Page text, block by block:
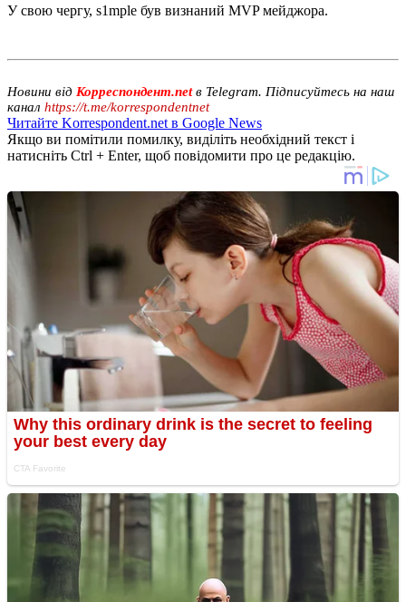
У свою чергу, s1mple був визнаний MVP мейджора.
Новини від Корреспондент.netв Telegram. Підписуйтесь на наш
канал https://t.me/korrespondentnet
Читайте Korrespondent.net в Google News
Якщо ви помітили помилку, виділіть необхідний текст і
натисніть Ctrl + Enter, щоб повідомити про це редакцію.